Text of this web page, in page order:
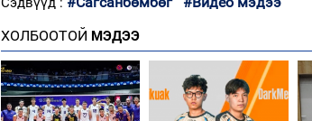
ХОЛБООТОЙ МЭДЭЭ